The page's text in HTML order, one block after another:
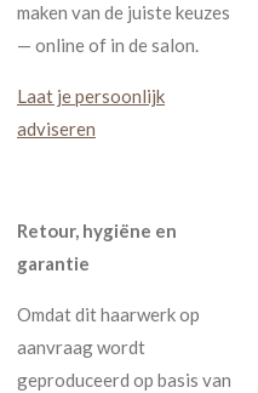
maken van de juiste keuzes
— online of in de salon.
Laat je persoonlijk
adviseren
Retour, hygiëne en
garantie
Omdat dit haarwerk op
aanvraag wordt
geproduceerd op basis van